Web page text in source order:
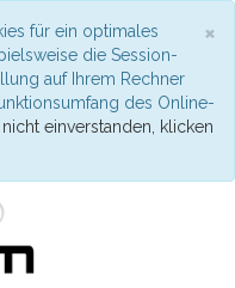
×
für ein optimales
die Session-
auf Ihrem Rechner
des Online-
einverstanden, klicken